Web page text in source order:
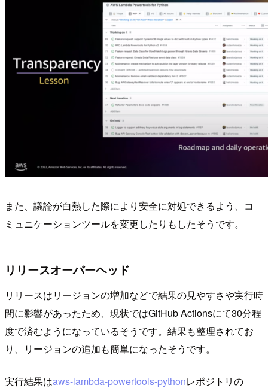
また、議論が白熱した際により安全に対処できるよう、コ
ミュニケーションツールを変更したりもしたそうです。
リリースオーバーヘッド
リリースはリージョンの増加などで結果の見やすさや実行時
間に影響があったため、現状ではGitHub Actionsにて30分程
度で済むようになっているそうです。結果も整理されてお
り、リージョンの追加も簡単になったそうです。
実行結果はaws-lambda-powertools-pythonレポジトリの